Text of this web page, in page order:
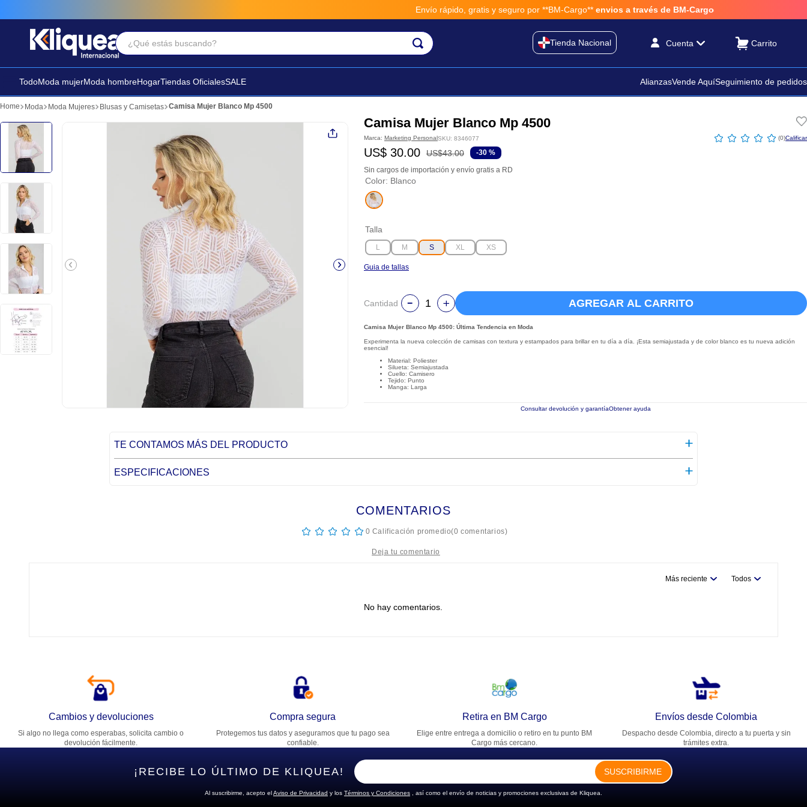
Envío rápido, gratis y seguro por **BM-Cargo** envios a través de BM-Cargo
¿Qué estás buscando?
Tienda Nacional Cuenta
TodoModa mujerModa hombreHogarTiendas OficialesSALE AlianzasVende AquíSeguimiento de pedidos
Moda Moda Mujeres Blusas y Camisetas Camisa Mujer Blanco Mp 4500
Camisa Mujer Blanco Mp 4500
Marca: Marketing PersonalSKU: 8346077 ☆ ☆ ☆ ☆ ☆ (0)
US$ 30.00 US$43.00 -30 %
Sin cargos de importación y envío gratis a RD
Color: Blanco
Talla
L M S XL XS
Guia de tallas
Cantidad AGREGAR AL CARRITO
Camisa Mujer Blanco Mp 4500: Última Tendencia en Moda
Experimenta la nueva colección de camisas con textura y estampados para brillar en tu día a día. ¡Esta semiajustada y de color blanco es tu nueva adición
esencial!
Material: Poliester
Silueta: Semiajustada
Cuello: Camisero
Tejido: Punto
Manga: Larga
Consultar devolución y garantíaObtener ayuda
TE CONTAMOS MÁS DEL PRODUCTO
ESPECIFICACIONES
COMENTARIOS
☆ ☆ ☆ ☆ ☆ 0 Calificación promedio(0 comentarios)
Dirección de email
Escribe un comentario
Más reciente Todos
No hay comentarios.
Cambios y devoluciones
Si algo no llega como esperabas, solicita cambio o
devolución fácilmente.
Compra segura
Protegemos tus datos y aseguramos que tu pago sea
confiable.
Retira en BM Cargo
Elige entre entrega a domicilio o retiro en tu punto BM
Cargo más cercano.
Envíos desde Colombia
Despacho desde Colombia, directo a tu puerta y sin
trámites extra.
¡RECIBE LO ÚLTIMO DE KLIQUEA! SUSCRIBIRME
Al suscribirme, acepto elAviso de Privacidad y los Términos y Condiciones , así como el envío de noticias y promociones exclusivas de Kliquea.
Términos Más Buscados
2. faldas